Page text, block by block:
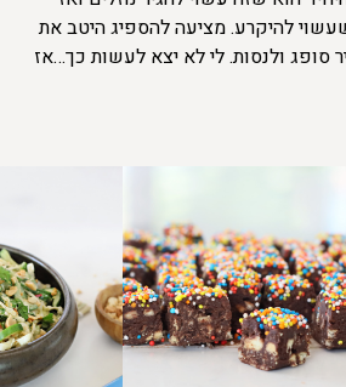
להיקרע. מציעה להספיג היטב את
סופג ולנסות. לי לא יצא לעשות כך…אז